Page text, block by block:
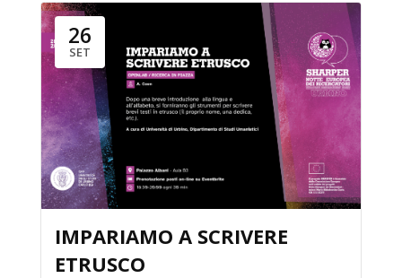
26
SET
IMPARIAMO A SCRIVERE
ETRUSCO